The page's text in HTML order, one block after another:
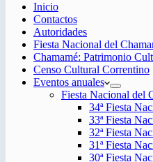
Inicio
Contactos
Autoridades
Fiesta Nacional del
Chamamé: Patrimonio
Censo Cultural Correntino
Eventos anuales
Fiesta Nacional del
34ª Fiesta
33ª Fiesta
32ª Fiesta
31ª Fiesta
30ª Fiesta